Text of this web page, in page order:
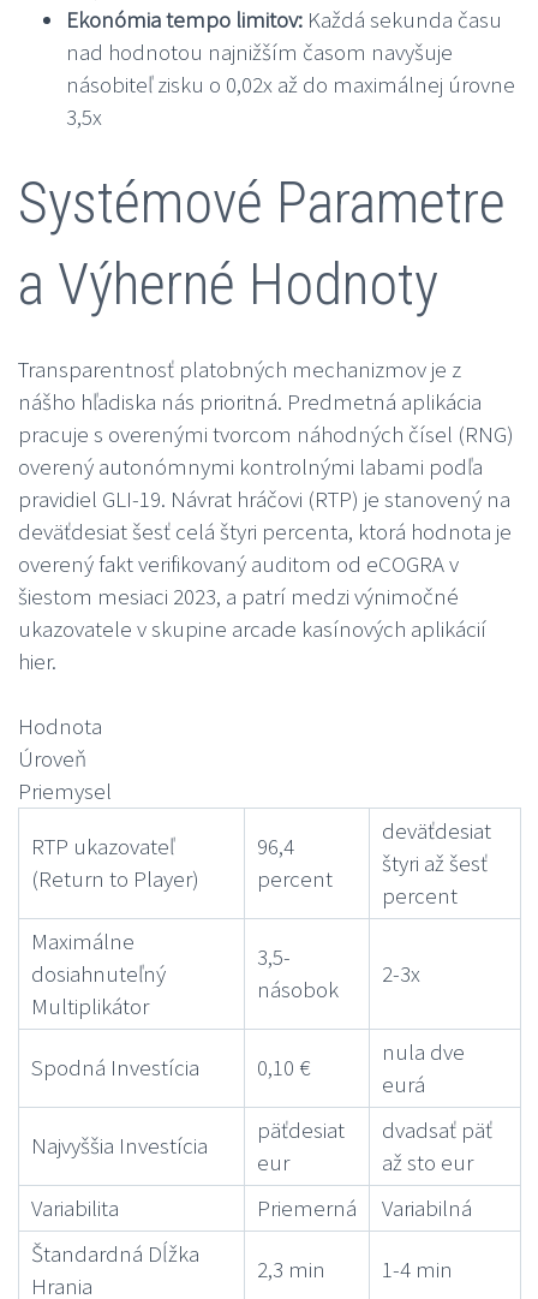
Ekonómia tempo limitov: Každá sekunda času
nad hodnotou najnižším časom navyšuje
násobiteľ zisku o 0,02x až do maximálnej úrovne
3,5x
Systémové Parametre
a Výherné Hodnoty
Transparentnosť platobných mechanizmov je z
nášho hľadiska nás prioritná. Predmetná aplikácia
pracuje s overenými tvorcom náhodných čísel (RNG)
overený autonómnymi kontrolnými labami podľa
pravidiel GLI-19. Návrat hráčovi (RTP) je stanovený na
deväťdesiat šesť celá štyri percenta, ktorá hodnota je
overený fakt verifikovaný auditom od eCOGRA v
šiestom mesiaci 2023, a patrí medzi výnimočné
ukazovatele v skupine arcade kasínových aplikácií
hier.
Hodnota
Úroveň
Priemysel
RTP ukazovateľ
(Return to Player)
96,4
percent
deväťdesiat
štyri až šesť
percent
Maximálne
dosiahnuteľný
Multiplikátor
3,5-
násobok
2-3x
Spodná Investícia 0,10 €
nula dve
eurá
Najvyššia Investícia
päťdesiat
eur
dvadsať päť
až sto eur
Variabilita
Priemerná
Variabilná
Štandardná Dĺžka
Hrania
2,3 min 1-4 min